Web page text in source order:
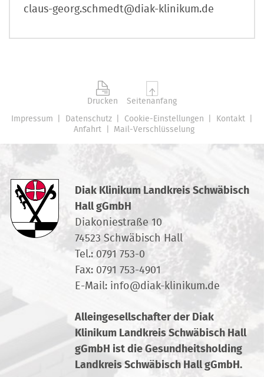
claus-georg.schmedt@diak-klinikum.de
Impressum Datenschutz Cookie-Einstellungen
Kontakt
Anfahrt
Mail-Verschlüsselung
Drucken Seitenanfang
Diak Klinikum Landkreis Schwäbisch
Hall gGmbH
Diakoniestraße 10
74523 Schwäbisch Hall
Tel.: 0791 753-0
Fax: 0791 753-4901
E-Mail: info@diak-klinikum.de
Alleingesellschafter der Diak
Klinikum Landkreis Schwäbisch Hall
gGmbH ist die Gesundheitsholding
Landkreis Schwäbisch Hall gGmbH.